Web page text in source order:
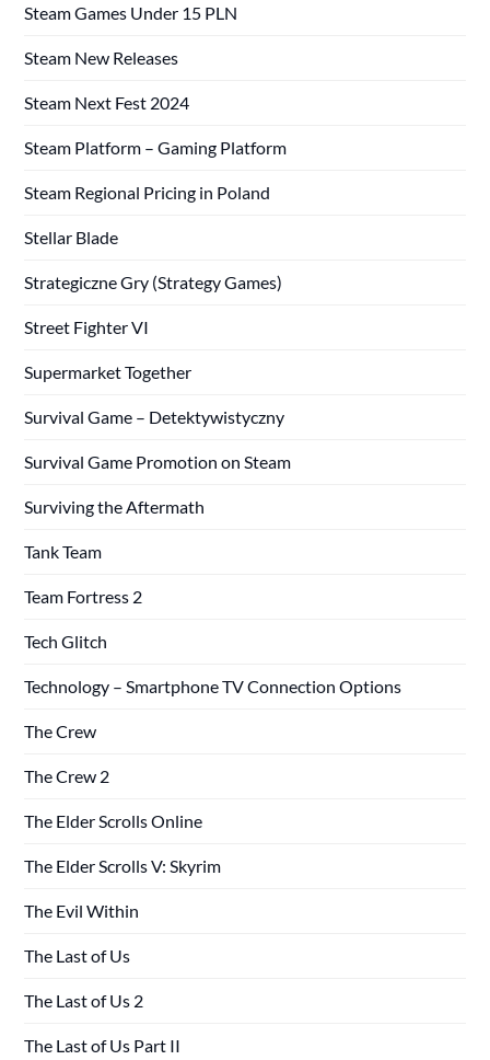
Steam Games Under 15 PLN
Steam New Releases
Steam Next Fest 2024
Steam Platform – Gaming Platform
Steam Regional Pricing in Poland
Stellar Blade
Strategiczne Gry (Strategy Games)
Street Fighter VI
Supermarket Together
Survival Game – Detektywistyczny
Survival Game Promotion on Steam
Surviving the Aftermath
Tank Team
Team Fortress 2
Tech Glitch
Technology – Smartphone TV Connection Options
The Crew
The Crew 2
The Elder Scrolls Online
The Elder Scrolls V: Skyrim
The Evil Within
The Last of Us
The Last of Us 2
The Last of Us Part II